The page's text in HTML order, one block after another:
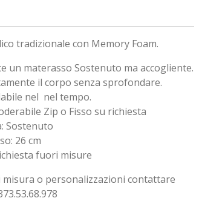
tradizionale con Memory Foam.
un materasso Sostenuto ma accogliente.
il corpo senza sprofondare.
nel nel tempo.
Zip o Fisso su richiesta
Sostenuto
26 cm
fuori misure
o personalizzazioni contattare